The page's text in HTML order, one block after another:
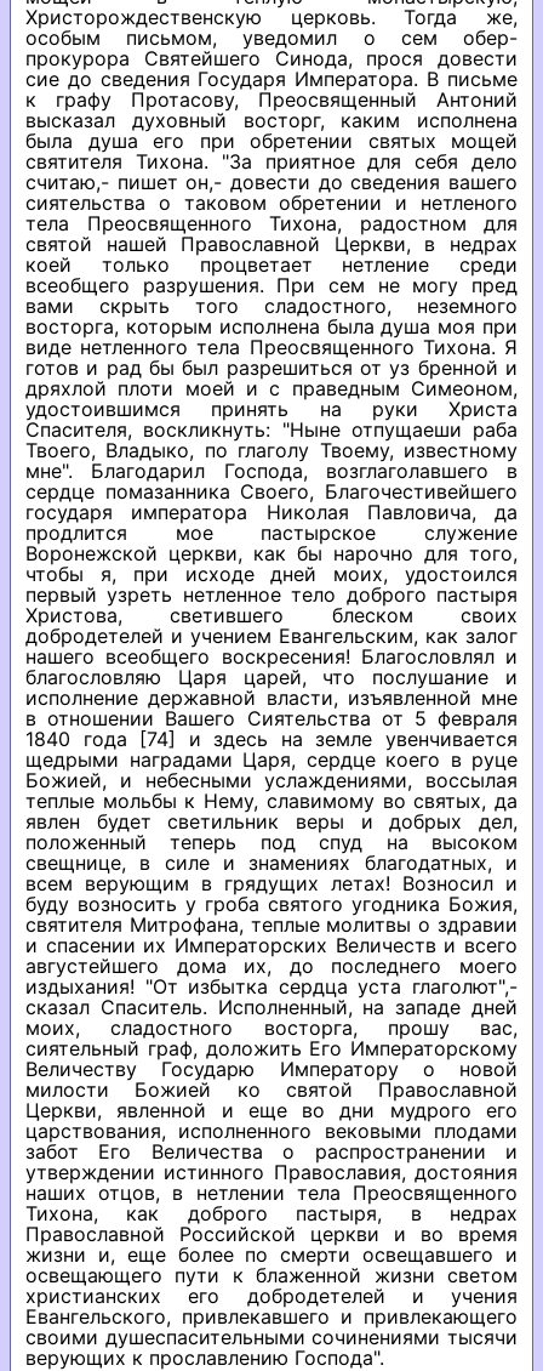
Христорождественскую церковь. Тогда же,
особым письмом, уведомил о сем обер-
прокурора Святейшего Синода, прося довести
сие до сведения Государя Императора. В письме
к графу Протасову, Преосвященный Антоний
высказал духовный восторг, каким исполнена
была душа его при обретении святых мощей
святителя Тихона. "За приятное для себя дело
считаю,- пишет он,- довести до сведения вашего
сиятельства о таковом обретении и нетленого
тела Преосвященного Тихона, радостном для
святой нашей Православной Церкви, в недрах
коей только процветает нетление среди
всеобщего разрушения. При сем не могу пред
вами скрыть того сладостного, неземного
восторга, которым исполнена была душа моя при
виде нетленного тела Преосвященного Тихона. Я
готов и рад бы был разрешиться от уз бренной и
дряхлой плоти моей и с праведным Симеоном,
удостоившимся принять на руки Христа
Спасителя, воскликнуть: "Ныне отпущаеши раба
Твоего, Владыко, по глаголу Твоему, известному
мне". Благодарил Господа, возглаголавшего в
сердце помазанника Своего, Благочестивейшего
государя императора Николая Павловича, да
продлится мое пастырское служение
Воронежской церкви, как бы нарочно для того,
чтобы я, при исходе дней моих, удостоился
первый узреть нетленное тело доброго пастыря
Христова, светившего блеском своих
добродетелей и учением Евангельским, как залог
нашего всеобщего воскресения! Благословлял и
благословляю Царя царей, что послушание и
исполнение державной власти, изъявленной мне
в отношении Вашего Сиятельства от 5 февраля
1840 года [74] и здесь на земле увенчивается
щедрыми наградами Царя, сердце коего в руце
Божией, и небесными услаждениями, воссылая
теплые мольбы к Нему, славимому во святых, да
явлен будет светильник веры и добрых дел,
положенный теперь под спуд на высоком
свещнице, в силе и знамениях благодатных, и
всем верующим в грядущих летах! Возносил и
буду возносить у гроба святого угодника Божия,
святителя Митрофана, теплые молитвы о здравии
и спасении их Императорских Величеств и всего
августейшего дома их, до последнего моего
издыхания! "От избытка сердца уста глаголют",-
сказал Спаситель. Исполненный, на западе дней
моих, сладостного восторга, прошу вас,
сиятельный граф, доложить Его Императорскому
Величеству Государю Императору о новой
милости Божией ко святой Православной
Церкви, явленной и еще во дни мудрого его
царствования, исполненного вековыми плодами
забот Его Величества о распространении и
утверждении истинного Православия, достояния
наших отцов, в нетлении тела Преосвященного
Тихона, как доброго пастыря, в недрах
Православной Российской церкви и во время
жизни и, еще более по смерти освещавшего и
освещающего пути к блаженной жизни светом
христианских его добродетелей и учения
Евангельского, привлекавшего и привлекающего
своими душеспасительными сочинениями тысячи
верующих к прославлению Господа".